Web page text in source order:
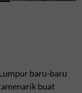
baru-baru
buat